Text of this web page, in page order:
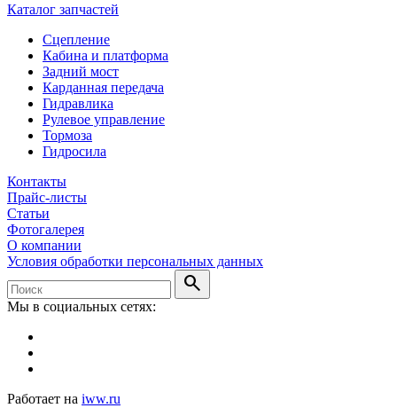
Каталог запчастей
Сцепление
Кабина и платформа
Задний мост
Карданная передача
Гидравлика
Рулевое управление
Тормоза
Гидросила
Контакты
Прайс-листы
Статьи
Фотогалерея
О компании
Условия обработки персональных данных
search
Мы в социальных сетях:
Работает на iww.ru